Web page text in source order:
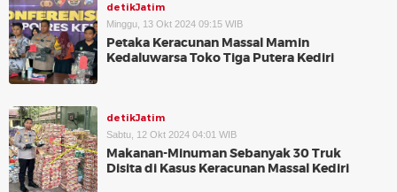
detikJatim
Minggu, 13 Okt 2024 09:15 WIB
Petaka Keracunan Massal Mamin
Kedaluwarsa Toko Tiga Putera Kediri
detikJatim
Sabtu, 12 Okt 2024 04:01 WIB
Makanan-Minuman Sebanyak 30 Truk
Disita di Kasus Keracunan Massal Kediri